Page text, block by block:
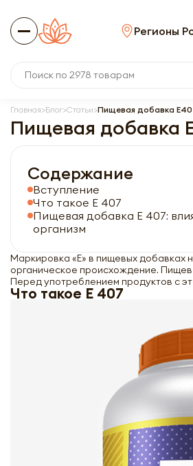
Регионы
Главная Блог Статьи Пищевая добавка
Пищевая добавка
Маркировка «Е» в пищевых добавках
органическое происхождение.
Перед употреблением продуктов с
Что такое Е 407
Содержание
Вступление
Что такое Е 407
Пищевая добавка Е 407:
организм